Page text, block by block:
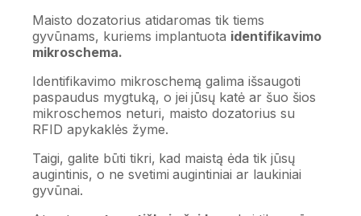
Maisto dozatorius atidaromas tik tiems
gyvūnams, kuriems implantuota identifikavimo
mikroschema.
Identifikavimo mikroschemą galima išsaugoti
paspaudus mygtuką, o jei jūsų katė ar šuo šios
mikroschemos neturi, maisto dozatorius su
RFID apykaklės žyme.
Taigi, galite būti tikri, kad maistą ėda tik jūsų
augintinis, o ne svetimi augintiniai ar laukiniai
gyvūnai.